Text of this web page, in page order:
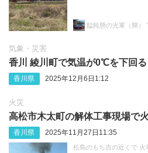
饂飩懸の光軍（輝）
気象・災害
香川 綾川町で気温が0℃を下回
香川県 2025年12月6日1:12
火災
高松市木太町の解体工事現場で
香川県 2025年11月27日11:35
松島のもち吉の近くで 火